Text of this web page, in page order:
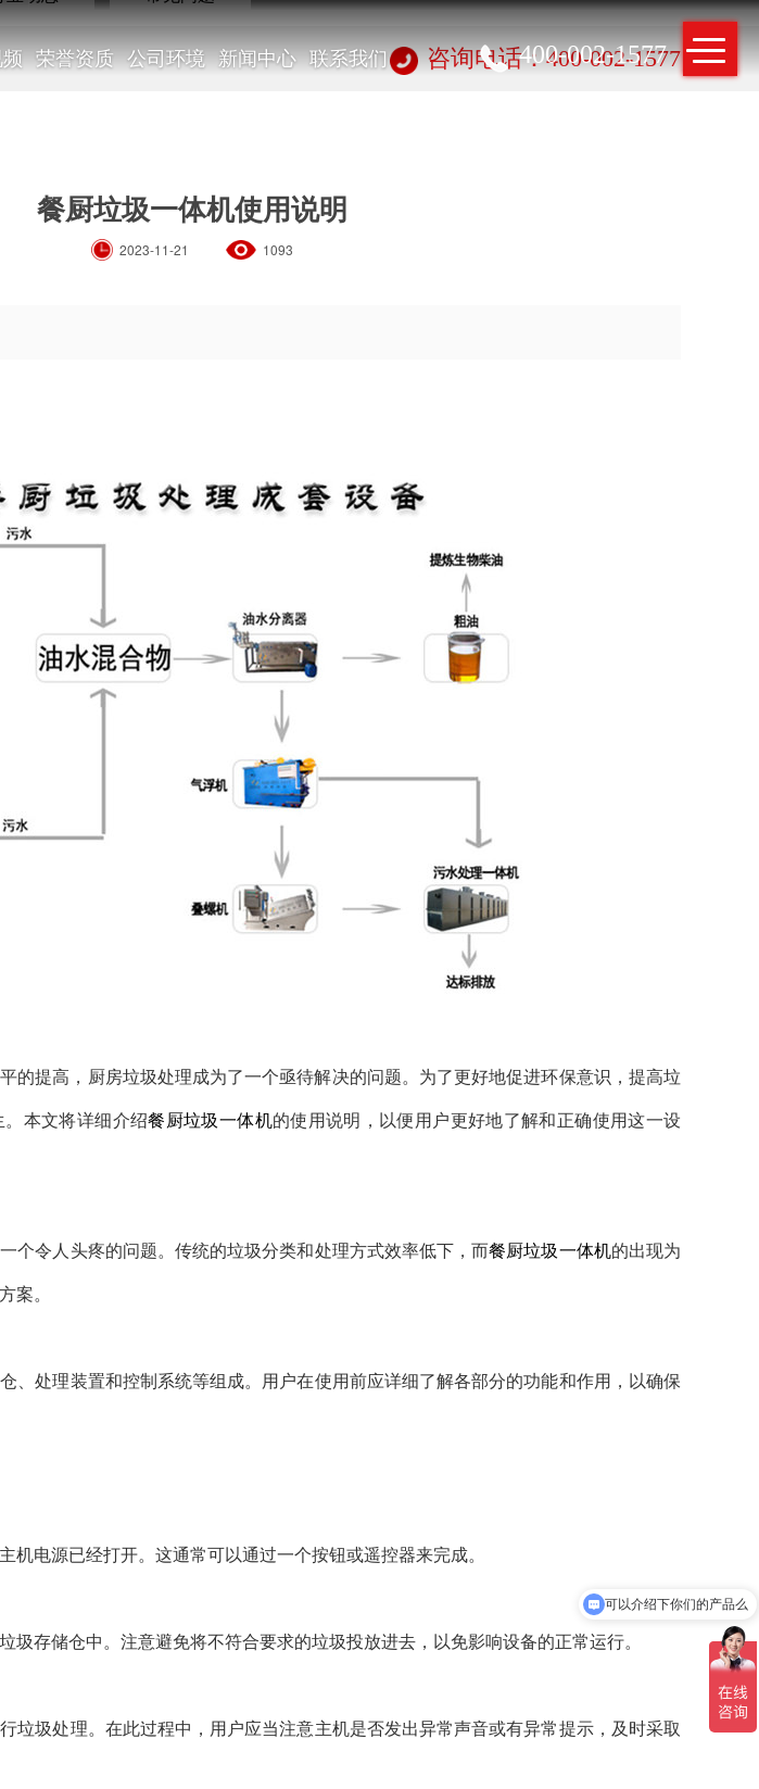
400-002-1577
荣誉资质 公司环境 新闻中心 联系我们
动态
咨询电话：400-002-1577
餐厨垃圾一体机使用说明
2023-11-21 1093
的提高，厨房垃圾处理成为了一个亟待解决的问题。为了更好地促进环保意识，提高垃
。本文将详细介绍餐厨垃圾一体机的使用说明，以便用户更好地了解和正确使用这一设
个令人头疼的问题。传统的垃圾分类和处理方式效率低下，而餐厨垃圾一体机的出现为
案。
、处理装置和控制系统等组成。用户在使用前应详细了解各部分的功能和作用，以确保
电源已经打开。这通常可以通过一个按钮或遥控器来完成。
圾存储仓中。注意避免将不符合要求的垃圾投放进去，以免影响设备的正常运行。
垃圾处理。在此过程中，用户应当注意主机是否发出异常声音或有异常提示，及时采取
可以介绍下你们的产品么